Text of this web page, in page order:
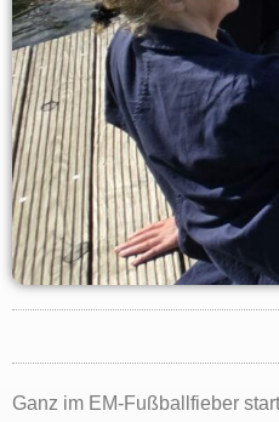
Ganz im EM-Fußballfieber